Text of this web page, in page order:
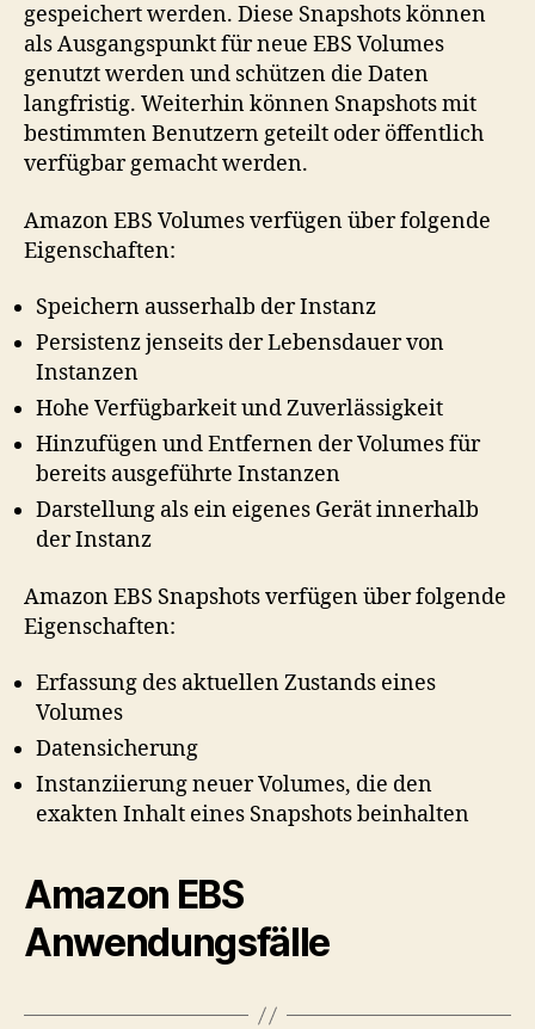
gespeichert werden. Diese Snapshots können
als Ausgangspunkt für neue EBS Volumes
genutzt werden und schützen die Daten
langfristig. Weiterhin können Snapshots mit
bestimmten Benutzern geteilt oder öffentlich
verfügbar gemacht werden.
Amazon EBS Volumes verfügen über folgende
Eigenschaften:
Speichern ausserhalb der Instanz
Persistenz jenseits der Lebensdauer von
Instanzen
Hohe Verfügbarkeit und Zuverlässigkeit
Hinzufügen und Entfernen der Volumes für
bereits ausgeführte Instanzen
Darstellung als ein eigenes Gerät innerhalb
der Instanz
Amazon EBS Snapshots verfügen über folgende
Eigenschaften:
Erfassung des aktuellen Zustands eines
Volumes
Datensicherung
Instanziierung neuer Volumes, die den
exakten Inhalt eines Snapshots beinhalten
Amazon EBS
Anwendungsfälle